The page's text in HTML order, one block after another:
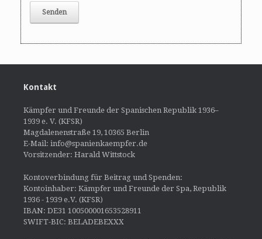
Kontakt
Kämpfer und Freunde der Spanischen Republik 1936–
1939 e. V. (KFSR)
Magdalenenstraße 19, 10365 Berlin
E-Mail: info@spanienkaempfer.de
Vorsitzender: Harald Wittstock
Kontoverbindung für Beitrag und Spenden:
Kontoinhaber: Kämpfer und Freunde der Spa, Republik
1936 - 1939 e.V. (KFSR)
IBAN: DE31 100500001653528911
SWIFT-BIC: BELADEBEXXX